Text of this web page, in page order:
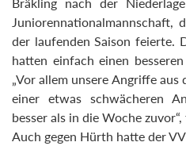
Juniorennationalmannschaft,
der laufenden Saison feierte.
hatten einfach einen
„Vor allem unsere Angriffe
einer etwas schwächeren
besser als in die Woche
Auch gegen Hürth hatte der